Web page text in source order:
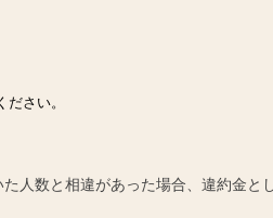
さい。
人数と相違があった場合、違約金と